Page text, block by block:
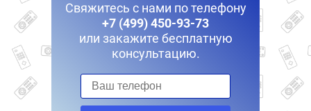
Свяжитесь с нами по телефону
+7 (499) 450-93-73
или закажите бесплатную
консультацию.